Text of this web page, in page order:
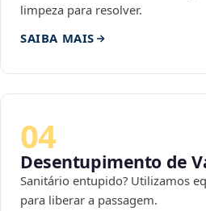
limpeza para resolver.
SAIBA MAIS
04
Desentupimento de
Sanitário entupido? Utilizamos
para liberar a passagem.